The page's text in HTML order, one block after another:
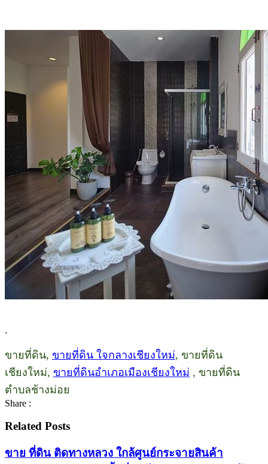
.
ขายที่ดิน, ขายที่ดิน ใจกลางเชียงใหม่, ขายที่ดิน
เชียงใหม่, ขายที่ดินอำเภอเมืองเชียงใหม่ , ขายที่ดิน
ตำบลช้างม่อย
Share :
Related Posts
ขาย ที่ดิน ติดทางหลวง ใกล้ศูนย์กระจายสินค้า